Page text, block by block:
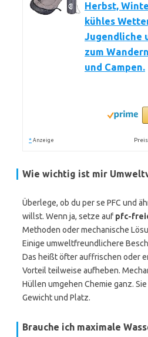
Herbst,
kühles
Jugendliche
zum
und Campen.
* Anzeige
Wie wichtig ist mir
Überlege, ob du per se PFC und
willst. Wenn ja, setze auf pfc-
Methoden oder mechanische
Einige umweltfreundlichere
Das heißt öfter auffrischen oder
Vorteil teilweise aufheben.
Hüllen umgehen Chemie ganz.
Gewicht und Platz.
Brauche ich maximale